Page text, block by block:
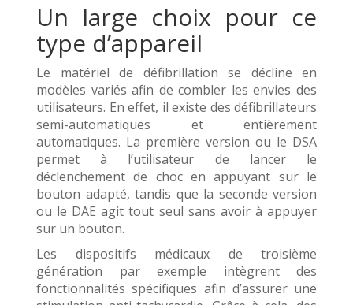
Un large choix pour ce
type d’appareil
Le matériel de défibrillation se décline en
modèles variés afin de combler les envies des
utilisateurs. En effet, il existe des défibrillateurs
semi-automatiques et entièrement
automatiques. La première version ou le DSA
permet à l’utilisateur de lancer le
déclenchement de choc en appuyant sur le
bouton adapté, tandis que la seconde version
ou le DAE agit tout seul sans avoir à appuyer
sur un bouton.
Les dispositifs médicaux de troisième
génération par exemple intègrent des
fonctionnalités spécifiques afin d’assurer une